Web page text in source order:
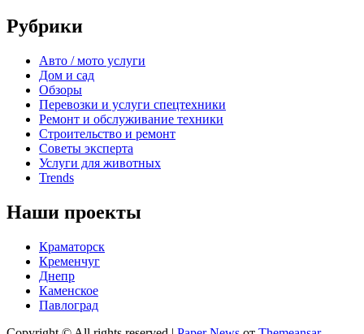
Рубрики
Авто / мото услуги
Дом и сад
Обзоры
Перевозки и услуги спецтехники
Ремонт и обслуживание техники
Строительство и ремонт
Советы эксперта
Услуги для животных
Trends
Наши проекты
Краматорск
Кременчуг
Днепр
Каменское
Павлоград